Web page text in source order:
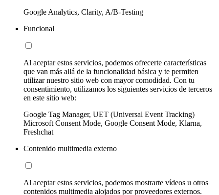
Google Analytics, Clarity, A/B-Testing
Funcional
Al aceptar estos servicios, podemos ofrecerte características
que van más allá de la funcionalidad básica y te permiten
utilizar nuestro sitio web con mayor comodidad. Con tu
consentimiento, utilizamos los siguientes servicios de terceros
en este sitio web:
Google Tag Manager, UET (Universal Event Tracking)
Microsoft Consent Mode, Google Consent Mode, Klarna,
Freshchat
Contenido multimedia externo
Al aceptar estos servicios, podemos mostrarte vídeos u otros
contenidos multimedia alojados por proveedores externos.